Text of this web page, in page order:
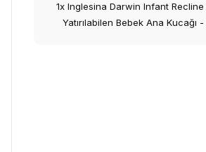
1x Inglesina Darwin Infant
Yatırılabilen Bebek Ana Kucağı